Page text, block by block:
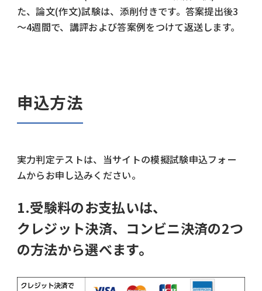
た、論文(作文)試験は、添削付きです。答案提出後3
～4週間で、講評および答案例をつけて返送します。
申込方法
実力判定テストは、当サイトの模擬試験申込フォー
ムからお申し込みください。
1.受験料のお支払いは、
クレジット決済、コンビニ決済の2つ
の方法から選べます。